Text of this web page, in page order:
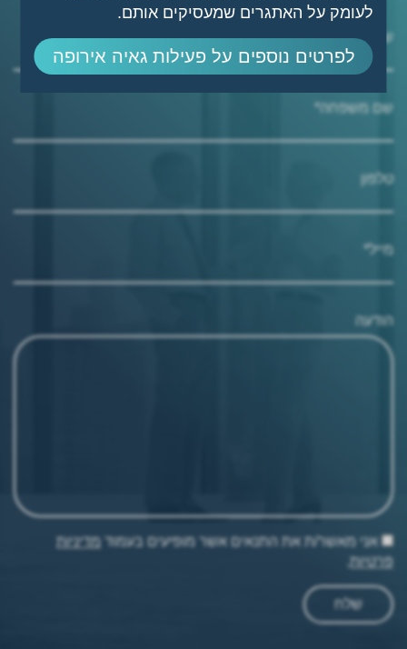
לעומק על האתגרים שמעסיקים אותם.
לפרטים נוספים על פעילות גאיה אירופה
שם פרטי*
שם משפחה*
טלפון
מייל*
הודעה
אני מאשר/ת את התנאים אשר מופיעים בעמוד מדיניות
פרטיות.